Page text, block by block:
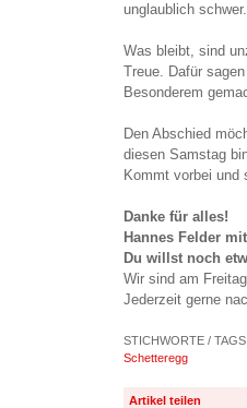
unglaublich schwer.
Was bleibt, sind
Treue. Dafür
Besonderem
Den Abschied
diesen Samstag
Kommt vorbei
Danke für alles!
Hannes Felder
Du willst noch
Wir sind am
Jederzeit gerne
STICHWORTE / TAGS
Schetteregg
Artikel teilen